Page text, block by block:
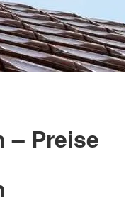
– Preise